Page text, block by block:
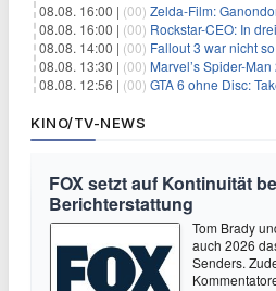
08.08. 16:00 | (00) Zelda-Film: Ganondorf,
08.08. 16:00 | (00) Rockstar-CEO: In drei
08.08. 14:00 | (00) Fallout 3 war nicht so
08.08. 13:30 | (00) Marvel’s Spider-Man 2 bekommt
08.08. 12:56 | (00) GTA 6 ohne Disc: Take-Two
KINO/TV-NEWS
FOX setzt auf Kontinuität
Berichterstattung
Tom Brady
auch 2026
Senders.